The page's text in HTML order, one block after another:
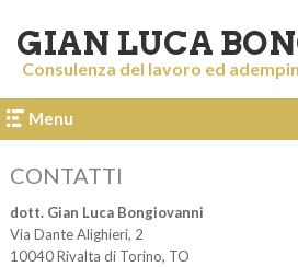
GIAN LUCA
Consulenza del lavoro ed
Menu
CONTATTI
dott. Gian Luca Bongiovanni
Via Dante Alighieri, 2
10040Rivalta di Torino, TO